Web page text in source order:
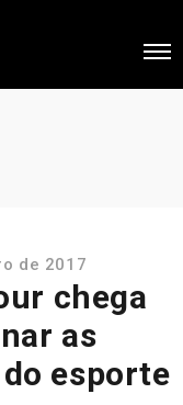
de 2017
chega
as
esporte